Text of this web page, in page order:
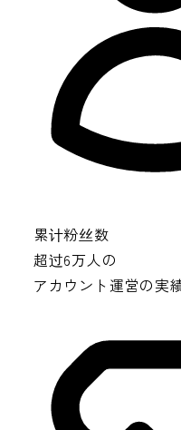
累计粉丝数
超过6万人の
アカウント運営の実